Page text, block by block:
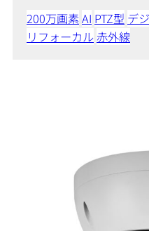
200万画素AI PTZ型 デ
リフォーカル 赤外線